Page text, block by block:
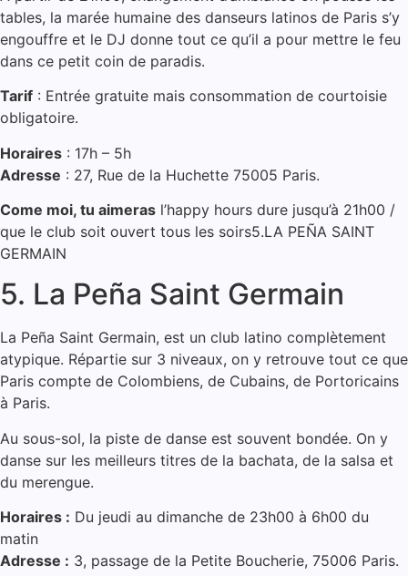
tables, la marée humaine des danseurs latinos de Paris s’y
engouffre et le DJ donne tout ce qu’il a pour mettre le feu
dans ce petit coin de paradis.
Tarif : Entrée gratuite mais consommation de courtoisie
obligatoire.
Horaires : 17h – 5h
Adresse : 27, Rue de la Huchette 75005 Paris.
Come moi, tu aimeras l’happy hours dure jusqu’à 21h00 /
que le club soit ouvert tous les soirs5.LA PEÑA SAINT
GERMAIN
5. La Peña Saint Germain
La Peña Saint Germain, est un club latino complètement
atypique. Répartie sur 3 niveaux, on y retrouve tout ce que
Paris compte de Colombiens, de Cubains, de Portoricains
à Paris.
Au sous-sol, la piste de danse est souvent bondée. On y
danse sur les meilleurs titres de la bachata, de la salsa et
du merengue.
Horaires : Du jeudi au dimanche de 23h00 à 6h00 du
matin
Adresse : 3, passage de la Petite Boucherie, 75006 Paris.